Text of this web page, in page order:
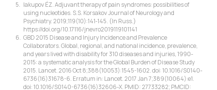
Iakupov ÉZ. Adjuvant therapy of pain syndromes: possibilities of
using nucleotides. S.S. Korsakov Journal of Neurology and
Psychiatry. 2019;119(10):141‑145. (In Russ.)
https://doi.org/10.17116/jnevro2019119101141
GBD 2015 Disease and Injury Incidence and Prevalence
Collaborators. Global, regional, and national incidence, prevalence,
and years lived with disability for 310 diseases and injuries, 1990-
2015: a systematic analysis for the Global Burden of Disease Study
2015. Lancet. 2016 Oct 8;388(10053):1545-1602. doi: 10.1016/S0140-
6736(16)31678-6. Erratum in: Lancet. 2017 Jan 7;389(10064):e1.
doi: 10.1016/S0140-6736(16)32606-X. PMID: 27733282; PMCID: